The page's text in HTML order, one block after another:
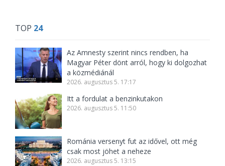
TOP 24
Az Amnesty szerint nincs rendben, ha
Magyar Péter dönt arról, hogy ki dolgozhat
a közmédiánál
2026. augusztus 5. 17:17
Itt a fordulat a benzinkutakon
2026. augusztus 5. 11:50
Románia versenyt fut az idővel, ott még
csak most jöhet a neheze
2026. augusztus 5. 13:15